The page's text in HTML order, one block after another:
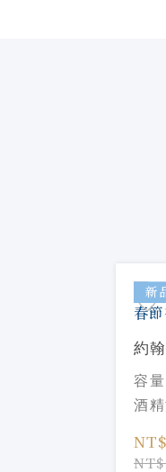
新
約
春
容量
酒精